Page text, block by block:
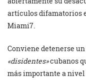
artículos difamatorios
Miami7.
Conviene detenerse
«disidentes»cubanos
más importante a